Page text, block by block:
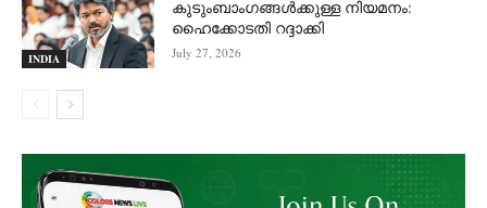
INDIA
കുടുംബാംഗങ്ങൾക്കുള്ള നിയമനം:
ഹൈക്കോടതി റദ്ദാക്കി
July 27, 2026